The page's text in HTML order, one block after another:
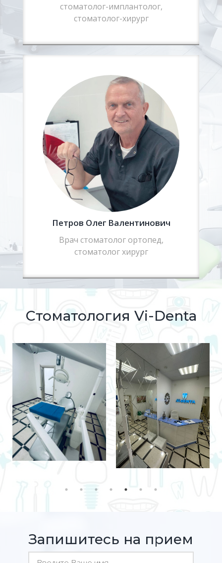
стоматолог-имплантолог,
стоматолог-хирург
Петров Олег Валентинович
Врач стоматолог ортопед,
стоматолог хирург
Стоматология Vi-Denta
Запишитесь на прием